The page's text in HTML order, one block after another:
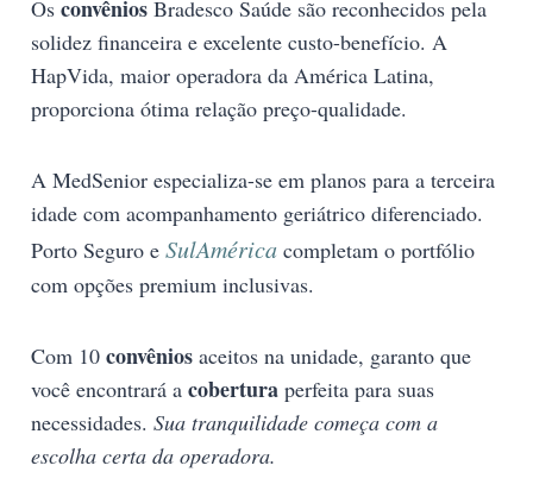
Os convênios Bradesco Saúde são reconhecidos pela
solidez financeira e excelente custo-benefício. A
HapVida, maior operadora da América Latina,
proporciona ótima relação preço-qualidade.
A MedSenior especializa-se em planos para a terceira
idade com acompanhamento geriátrico diferenciado.
Porto Seguro e SulAmérica completam o portfólio
com opções premium inclusivas.
Com 10 convênios aceitos na unidade, garanto que
você encontrará a cobertura perfeita para suas
necessidades. Sua tranquilidade começa com a
escolha certa da operadora.